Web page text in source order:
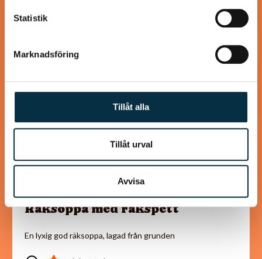
Statistik
Marknadsföring
Tillåt alla
Tillåt urval
Avvisa
Räksoppa med räkspett
En lyxig god räksoppa, lagad från grunden